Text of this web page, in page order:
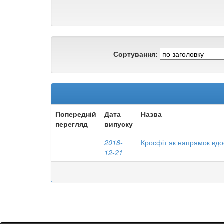
Сортування:
Попередній
перегляд
Дата
випуску
Назва
2018-
12-21
Кросфіт як напрямок